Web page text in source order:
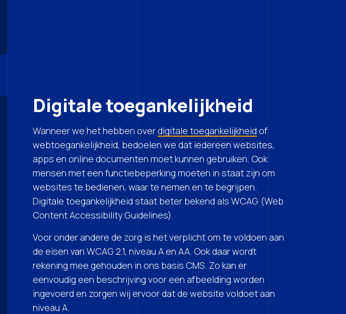
Digitale toegankelijkheid
Wanneer we het hebben overdigitale toegankelijkheid of
webtoegankelijkheid, bedoelen we dat iedereen websites,
apps en online documenten moet kunnen gebruiken. Ook
mensen met een functiebeperking moeten in staat zijn om
websites te bedienen, waar te nemen en te begrijpen.
Digitale toegankelijkheid staat beter bekend als WCAG (Web
Content Accessibility Guidelines).
Voor onder andere de zorg is het verplicht om te voldoen aan
de eisen van WCAG 2.1, niveau A en AA. Ook daar wordt
rekening mee gehouden in ons basis CMS. Zo kan er
eenvoudig een beschrijving voor een afbeelding worden
ingevoerd en zorgen wij ervoor dat de website voldoet aan
niveau A.